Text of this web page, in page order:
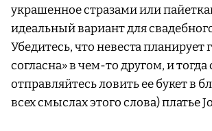
украшенное стразами или
идеальный вариант для
Убедитесь, что невеста планирует
согласна» в чем-то другом, и тогда
отправляйтесь ловить ее букет в
всех смыслах этого слова) платье